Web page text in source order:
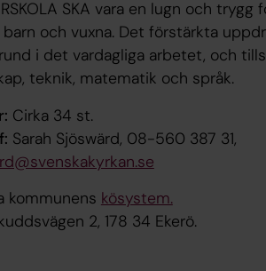
SKA vara en lugn och
barn och vuxna. Det förstärkta
i det vardagliga arbetet, och
teknik, matematik och språk.
Cirka 34 st.
Sarah Sjöswärd, 08-560 387 31,
kommunens kösystem.
2, 178 34 Ekerö.